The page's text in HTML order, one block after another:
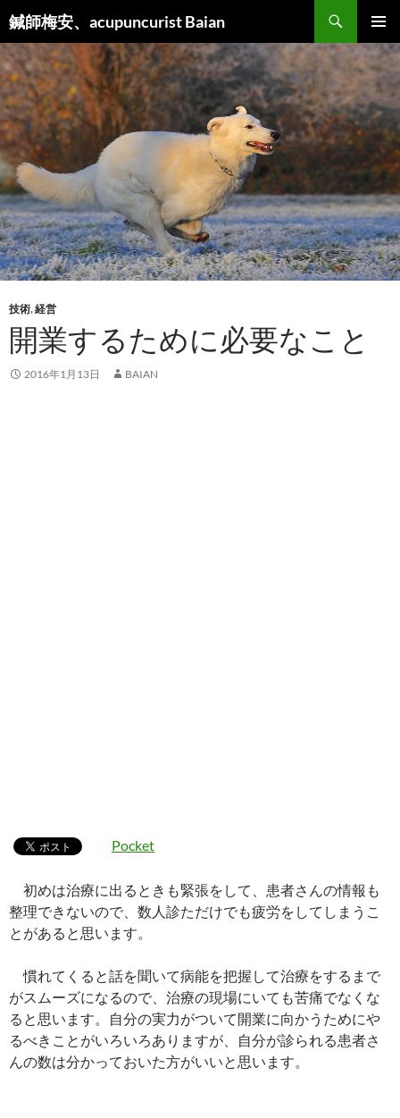
鍼師梅安、acupuncurist Baian
索
メインメ
ニュー
ン
テ
ン
ツ
へ
ス
キ
ッ
プ
技術,経営
開業するために必要なこと
2016年1月13日 BAIAN
Pocket
初めは治療に出るときも緊張をして、患者さんの情報も
整理できないので、数人診ただけでも疲労をしてしまうこ
とがあると思います。
慣れてくると話を聞いて病能を把握して治療をするまで
がスムーズになるので、治療の現場にいても苦痛でなくな
ると思います。自分の実力がついて開業に向かうためにや
るべきことがいろいろありますが、自分が診られる患者さ
んの数は分かっておいた方がいいと思います。